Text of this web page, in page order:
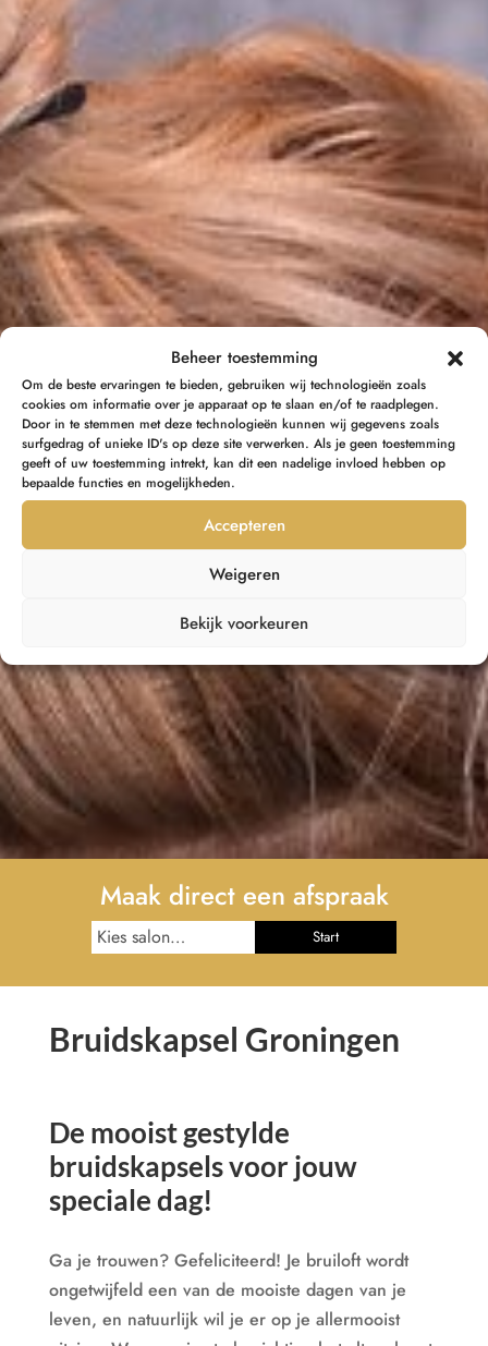
Beheer toestemming
Om de beste ervaringen te bieden, gebruiken wij technologieën zoals
cookies om informatie over je apparaat op te slaan en/of te raadplegen.
Door in te stemmen met deze technologieën kunnen wij gegevens zoals
surfgedrag of unieke ID's op deze site verwerken. Als je geen toestemming
geeft of uw toestemming intrekt, kan dit een nadelige invloed hebben op
bepaalde functies en mogelijkheden.
Accepteren
Weigeren
Bekijk voorkeuren
Maak direct een afspraak
Start
Bruidskapsel Groningen
De mooist gestylde
bruidskapsels voor jouw
speciale dag!
Ga je trouwen? Gefeliciteerd! Je bruiloft wordt
ongetwijfeld een van de mooiste dagen van je
leven, en natuurlijk wil je er op je allermooist